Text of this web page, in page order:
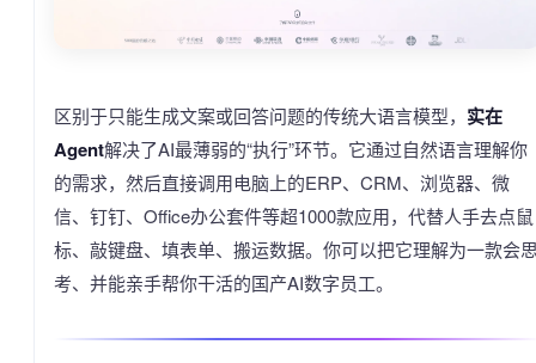
区别于只能生成文案或回答问题的传统大语言模型， 实在
Agent解决了AI最薄弱的“执行”环节。它通过自然语言理解你
的需求，然后直接调用电脑上的ERP、CRM、浏览器、微
信、钉钉、Office办公套件等超1000款应用，代替人手去点鼠
标、敲键盘、填表单、搬运数据。你可以把它理解为一款会
考、并能亲手帮你干活的国产AI数字员工。